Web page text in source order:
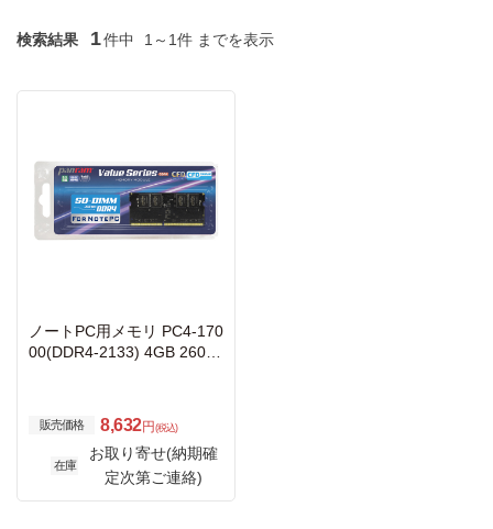
検索結果 1件中 1～1件 までを表示
ノートPC用メモリ PC4-170
00(DDR4-2133) 4GB 260pi
販売価格 8,632円 (税込)
在庫
お取り寄せ(納期確
定次第ご連絡)